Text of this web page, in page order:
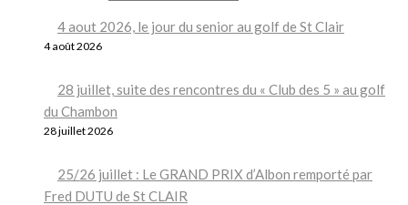
4 aout 2026, le jour du senior au golf de St Clair
4 août 2026
28 juillet, suite des rencontres du « Club des 5 » au golf
du Chambon
28 juillet 2026
25/26 juillet : Le GRAND PRIX d’Albon remporté par
Fred DUTU de St CLAIR